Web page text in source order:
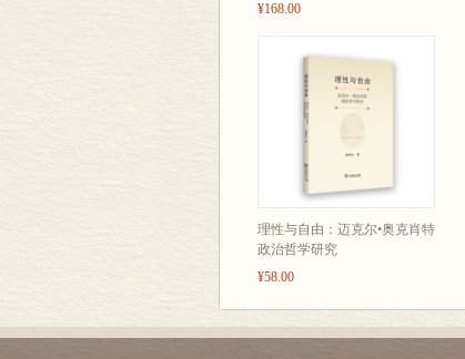
¥168.00
理性与自由：迈克尔•奥克肖特
政治哲学研究
¥58.00